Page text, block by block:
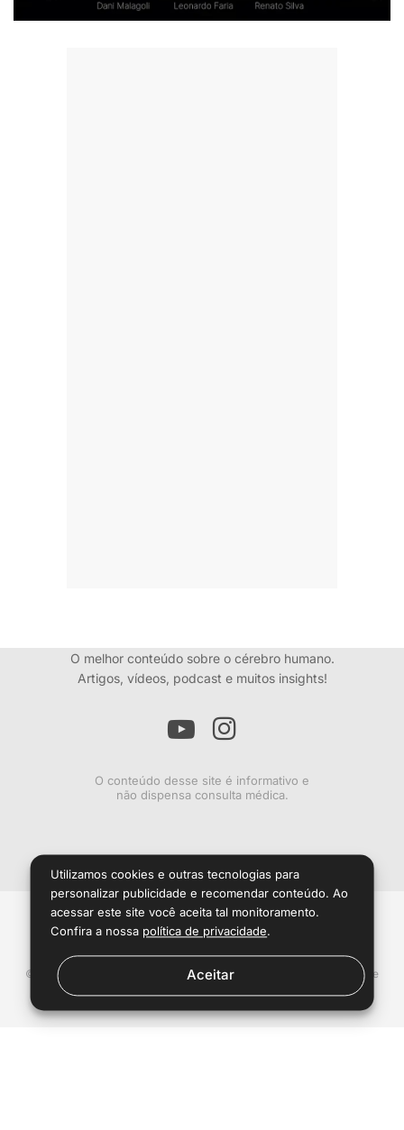
Utilizamos cookies e outras tecnologias para
personalizar publicidade e recomendar conteúdo. Ao
acessar este site você aceita tal monitoramento.
Confira a nossa política de privacidade.
Aceitar
O melhor conteúdo sobre o cérebro humano.
Artigos, vídeos, podcast e muitos insights!
O conteúdo desse site é informativo e
não dispensa consulta médica.
Sobre Privacidade Termos
© 2024 . Administrado porMy Brain University
- L. F. de
Faria Empreendimentos Digitais - CNPJ 36.165.519/0001-77.